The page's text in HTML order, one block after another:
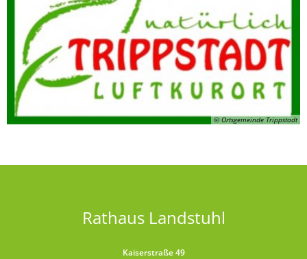
© Ortsgemeinde Trippstadt
Rathaus Landstuhl
Kaiserstraße 49